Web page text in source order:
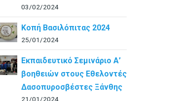
03/02/2024
Κοπή Βασιλόπιτας 2024
25/01/2024
Εκπαιδευτικό Σεμινάριο Α’
βοηθειών στους Εθελοντές
Δασοπυροσβέστες Ξάνθης
21/01/2024